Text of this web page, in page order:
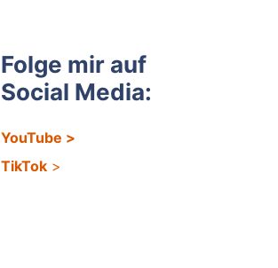
Folge mir auf
Social Media:
YouTube >
TikTok >